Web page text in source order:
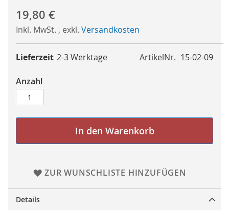
19,80 €
Inkl. MwSt. , exkl. Versandkosten
ArtikelNr. 15-02-09
Lieferzeit 2-3 Werktage
Anzahl
In den Warenkorb
ZUR WUNSCHLISTE HINZUFÜGEN
Details